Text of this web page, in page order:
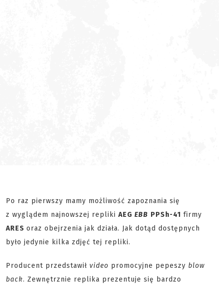
Po raz pierwszy mamy możliwość zapoznania się
z wyglądem najnowszej repliki AEG EBB PPSh-41 firmy
ARES oraz obejrzenia jak działa. Jak dotąd dostępnych
było jedynie kilka zdjęć tej repliki.
Producent przedstawił video promocyjne pepeszy blow
back. Zewnętrznie replika prezentuje się bardzo